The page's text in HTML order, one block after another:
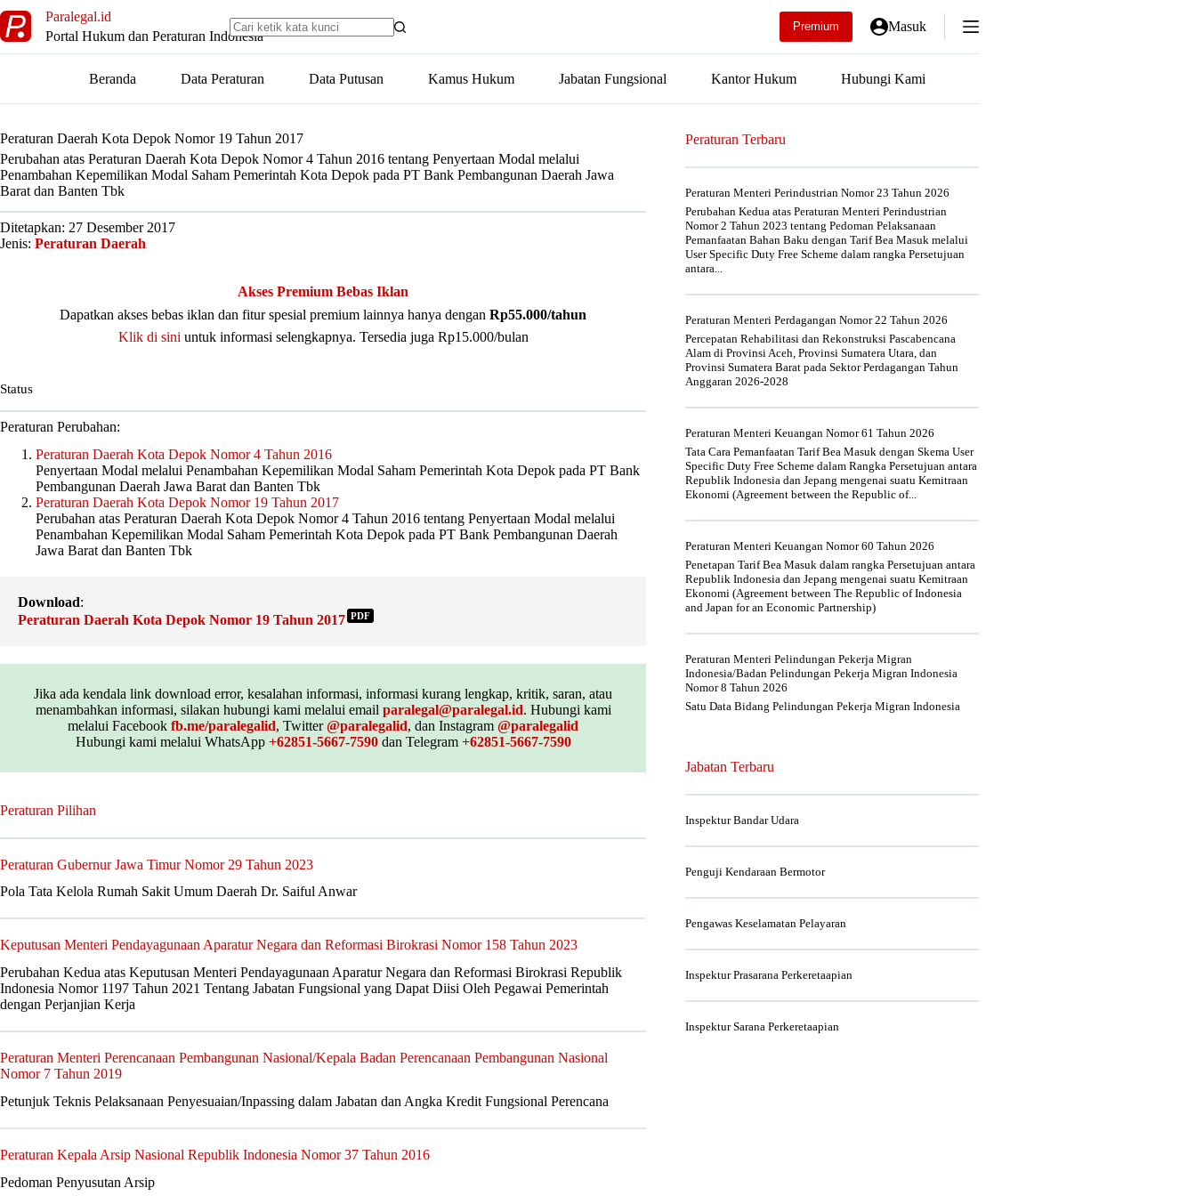
to
content
Paralegal.id
Portal Hukum dan Peraturan Indonesia
Premium Masuk
Beranda Data Peraturan Data Putusan Kamus Hukum Jabatan Fungsional Kantor Hukum Hubungi Kami
Peraturan Daerah Kota Depok Nomor 19 Tahun 2017
Perubahan atas Peraturan Daerah Kota Depok Nomor 4 Tahun 2016 tentang Penyertaan Modal melalui
Penambahan Kepemilikan Modal Saham Pemerintah Kota Depok pada PT Bank Pembangunan Daerah Jawa
Barat dan Banten Tbk
Ditetapkan: 27 Desember 2017
Jenis: Peraturan Daerah
Akses Premium Bebas Iklan
Dapatkan akses bebas iklan dan fitur spesial premium lainnya hanya dengan Rp55.000/tahun
Klik di sini untuk informasi selengkapnya. Tersedia juga Rp15.000/bulan
Status
Peraturan Perubahan:
Peraturan Daerah Kota Depok Nomor 4 Tahun 2016
Penyertaan Modal melalui Penambahan Kepemilikan Modal Saham Pemerintah Kota Depok pada PT Bank
Pembangunan Daerah Jawa Barat dan Banten Tbk
Peraturan Daerah Kota Depok Nomor 19 Tahun 2017
Perubahan atas Peraturan Daerah Kota Depok Nomor 4 Tahun 2016 tentang Penyertaan Modal melalui
Penambahan Kepemilikan Modal Saham Pemerintah Kota Depok pada PT Bank Pembangunan Daerah
Jawa Barat dan Banten Tbk
Download:
Peraturan Daerah Kota Depok Nomor 19 Tahun 2017 PDF
Jika ada kendala link download error, kesalahan informasi, informasi kurang lengkap, kritik, saran, atau
menambahkan informasi, silakan hubungi kami melalui email paralegal@paralegal.id. Hubungi kami
melalui Facebook fb.me/paralegalid, Twitter@paralegalid, dan Instagram @paralegalid
Hubungi kami melalui WhatsApp +62851-5667-7590dan Telegram +62851-5667-7590
Peraturan Pilihan
Peraturan Gubernur Jawa Timur Nomor 29 Tahun 2023
Pola Tata Kelola Rumah Sakit Umum Daerah Dr. Saiful Anwar
Keputusan Menteri Pendayagunaan Aparatur Negara dan Reformasi Birokrasi Nomor 158 Tahun 2023
Perubahan Kedua atas Keputusan Menteri Pendayagunaan Aparatur Negara dan Reformasi Birokrasi Republik
Indonesia Nomor 1197 Tahun 2021 Tentang Jabatan Fungsional yang Dapat Diisi Oleh Pegawai Pemerintah
dengan Perjanjian Kerja
Peraturan Menteri Perencanaan Pembangunan Nasional/Kepala Badan Perencanaan Pembangunan Nasional
Nomor 7 Tahun 2019
Petunjuk Teknis Pelaksanaan Penyesuaian/Inpassing dalam Jabatan dan Angka Kredit Fungsional Perencana
Peraturan Kepala Arsip Nasional Republik Indonesia Nomor 37 Tahun 2016
Pedoman Penyusutan Arsip
Peraturan Terbaru
Peraturan Menteri Perindustrian Nomor 23 Tahun 2026
Perubahan Kedua atas Peraturan Menteri Perindustrian
Nomor 2 Tahun 2023 tentang Pedoman Pelaksanaan
Pemanfaatan Bahan Baku dengan Tarif Bea Masuk melalui
User Specific Duty Free Scheme dalam rangka Persetujuan
antara...
Peraturan Menteri Perdagangan Nomor 22 Tahun 2026
Percepatan Rehabilitasi dan Rekonstruksi Pascabencana
Alam di Provinsi Aceh, Provinsi Sumatera Utara, dan
Provinsi Sumatera Barat pada Sektor Perdagangan Tahun
Anggaran 2026-2028
Peraturan Menteri Keuangan Nomor 61 Tahun 2026
Tata Cara Pemanfaatan Tarif Bea Masuk dengan Skema User
Specific Duty Free Scheme dalam Rangka Persetujuan antara
Republik Indonesia dan Jepang mengenai suatu Kemitraan
Ekonomi (Agreement between the Republic of...
Peraturan Menteri Keuangan Nomor 60 Tahun 2026
Penetapan Tarif Bea Masuk dalam rangka Persetujuan antara
Republik Indonesia dan Jepang mengenai suatu Kemitraan
Ekonomi (Agreement between The Republic of Indonesia
and Japan for an Economic Partnership)
Peraturan Menteri Pelindungan Pekerja Migran
Indonesia/Badan Pelindungan Pekerja Migran Indonesia
Nomor 8 Tahun 2026
Satu Data Bidang Pelindungan Pekerja Migran Indonesia
Jabatan Terbaru
Inspektur Bandar Udara
Penguji Kendaraan Bermotor
Pengawas Keselamatan Pelayaran
Inspektur Prasarana Perkeretaapian
Inspektur Sarana Perkeretaapian